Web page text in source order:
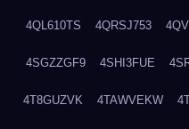
4QL610TS 4QRSJ753
4SGZZGF9 4SHI3FUE
4T8GUZVK 4TAWVEKW